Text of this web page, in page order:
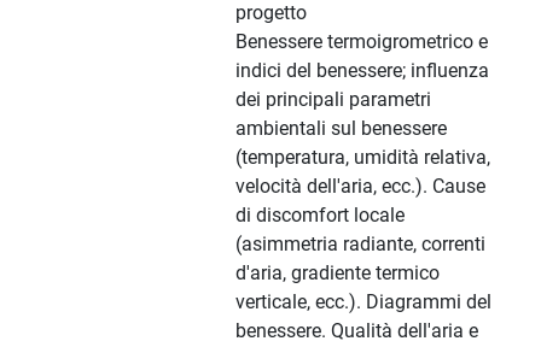
progetto
Benessere termoigrometrico e
indici del benessere; influenza
dei principali parametri
ambientali sul benessere
(temperatura, umidità relativa,
velocità dell'aria, ecc.). Cause
di discomfort locale
(asimmetria radiante, correnti
d'aria, gradiente termico
verticale, ecc.). Diagrammi del
benessere. Qualità dell'aria e